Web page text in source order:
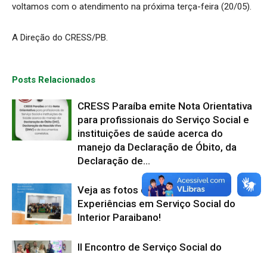
voltamos com o atendimento na próxima terça-feira (20/05).
A Direção do CRESS/PB.
Posts Relacionados
CRESS Paraíba emite Nota Orientativa
para profissionais do Serviço Social e
instituições de saúde acerca do
manejo da Declaração de Óbito, da
Declaração de...
Veja as fotos da 1ª Mostra de
Experiências em Serviço Social do
Interior Paraibano!
II Encontro de Serviço Social do